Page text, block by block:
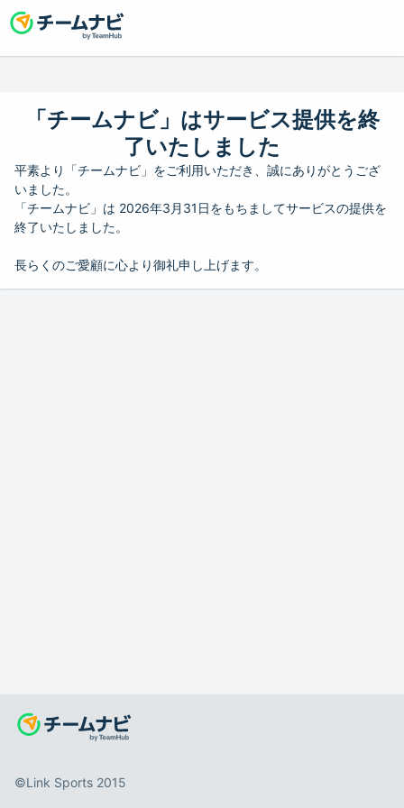
「チームナビ」はサービス提供を終
了いたしました
平素より「チームナビ」をご利用いただき、誠にありがとうござ
いました。
「チームナビ」は 2026年3月31日をもちましてサービスの提供を
終了いたしました。
長らくのご愛顧に心より御礼申し上げます。
©️Link Sports 2015